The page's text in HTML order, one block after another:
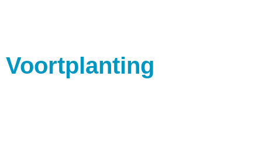
Euthanasie
Voortplanting